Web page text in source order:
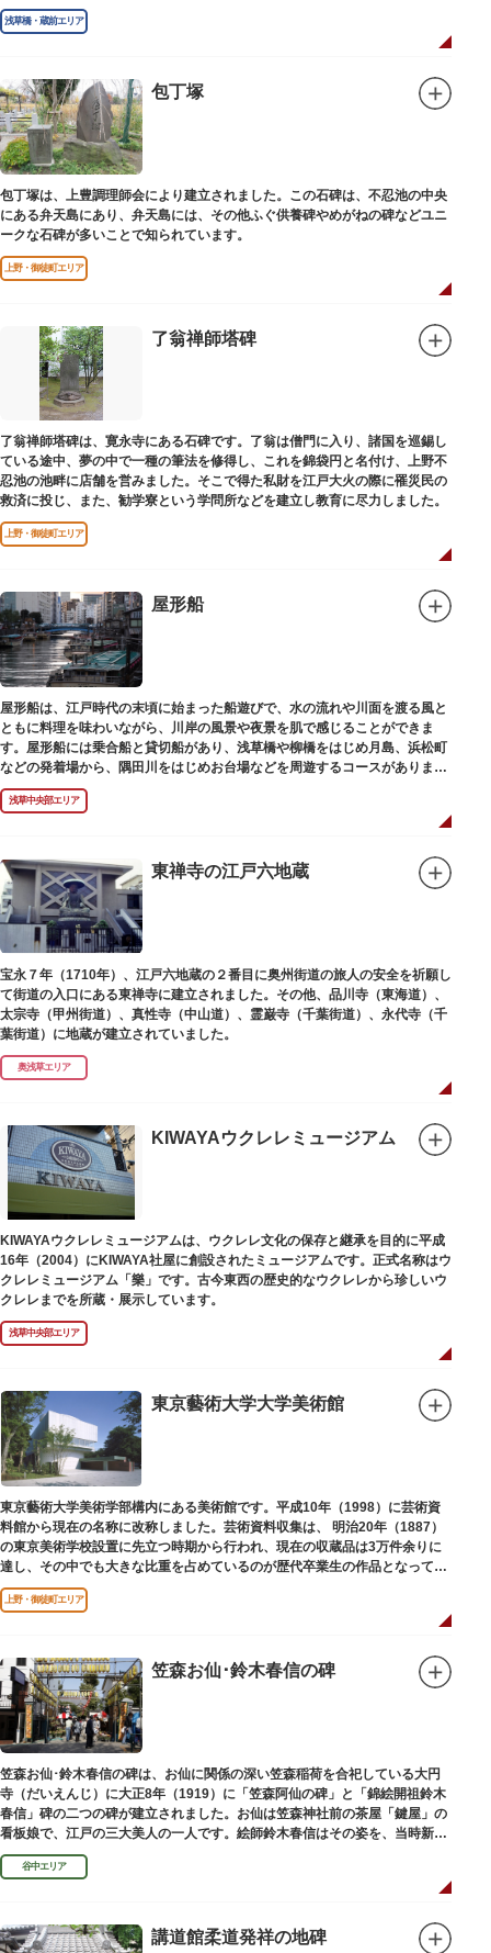
浅草橋・蔵前エリア
包丁塚
包丁塚は、上豊調理師会により建立されました。この石碑は、不忍池の中央
にある弁天島にあり、弁天島には、その他ふぐ供養碑やめがねの碑などユニ
ークな石碑が多いことで知られています。
上野・御徒町エリア
了翁禅師塔碑
了翁禅師塔碑は、寛永寺にある石碑です。了翁は僧門に入り、諸国を巡錫し
ている途中、夢の中で一種の筆法を修得し、これを錦袋円と名付け、上野不
忍池の池畔に店舗を営みました。そこで得た私財を江戸大火の際に罹災民の
救済に投じ、また、勧学寮という学問所などを建立し教育に尽力しました。
上野・御徒町エリア
屋形船
屋形船は、江戸時代の末頃に始まった船遊びで、水の流れや川面を渡る風と
ともに料理を味わいながら、川岸の風景や夜景を肌で感じることができま
す。屋形船には乗合船と貸切船があり、浅草橋や柳橋をはじめ月島、浜松町
などの発着場から、隅田川をはじめお台場などを周遊するコースがありま
す。
浅草中央部エリア
東禅寺の江戸六地蔵
宝永７年（1710年）、江戸六地蔵の２番目に奥州街道の旅人の安全を祈願し
て街道の入口にある東禅寺に建立されました。その他、品川寺（東海道）、
太宗寺（甲州街道）、真性寺（中山道）、霊巌寺（千葉街道）、永代寺（千
葉街道）に地蔵が建立されていました。
奥浅草エリア
KIWAYAウクレレミュージアム
KIWAYAウクレレミュージアムは、ウクレレ文化の保存と継承を目的に平成
16年（2004）にKIWAYA社屋に創設されたミュージアムです。正式名称はウ
クレレミュージアム「樂」です。古今東西の歴史的なウクレレから珍しいウ
クレレまでを所蔵・展示しています。
浅草中央部エリア
東京藝術大学大学美術館
東京藝術大学美術学部構内にある美術館です。平成10年（1998）に芸術資
料館から現在の名称に改称しました。芸術資料収集は、 明治20年（1887）
の東京美術学校設置に先立つ時期から行われ、現在の収蔵品は3万件余りに
達し、その中でも大きな比重を占めているのが歴代卒業生の作品となってい
ます。
上野・御徒町エリア
笠森お仙･鈴木春信の碑
笠森お仙･鈴木春信の碑は、お仙に関係の深い笠森稲荷を合祀している大円
寺（だいえんじ）に大正8年（1919）に「笠森阿仙の碑」と「錦絵開祖鈴木
春信」碑の二つの碑が建立されました。お仙は笠森神社前の茶屋「鍵屋」の
看板娘で、江戸の三大美人の一人です。絵師鈴木春信はその姿を、当時新し
い絵画様式である多色刷り版画「錦絵」に描きました。
谷中エリア
講道館柔道発祥の地碑